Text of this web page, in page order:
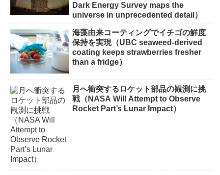
Dark Energy Survey maps the
universe in unprecedented detail）
海藻由来コーティングでイチゴの鮮度
保持を実現（UBC seaweed-derived
coating keeps strawberries fresher
than a fridge）
月へ衝突するロケット部品の観測に挑
戦（NASA Will Attempt to Observe
Rocket Part’s Lunar Impact）